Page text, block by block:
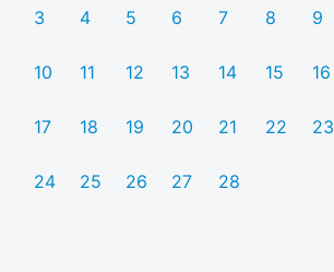
3 4 5 6 7 8 9
10 11 12 13 14 15 16
17 18 19 20 21 22 23
24 25 26 27 28